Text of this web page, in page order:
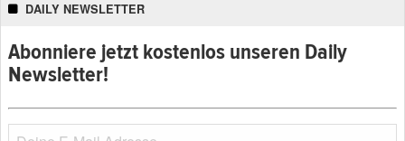
DAILY NEWSLETTER
Abonniere jetzt kostenlos unseren Daily
Newsletter!